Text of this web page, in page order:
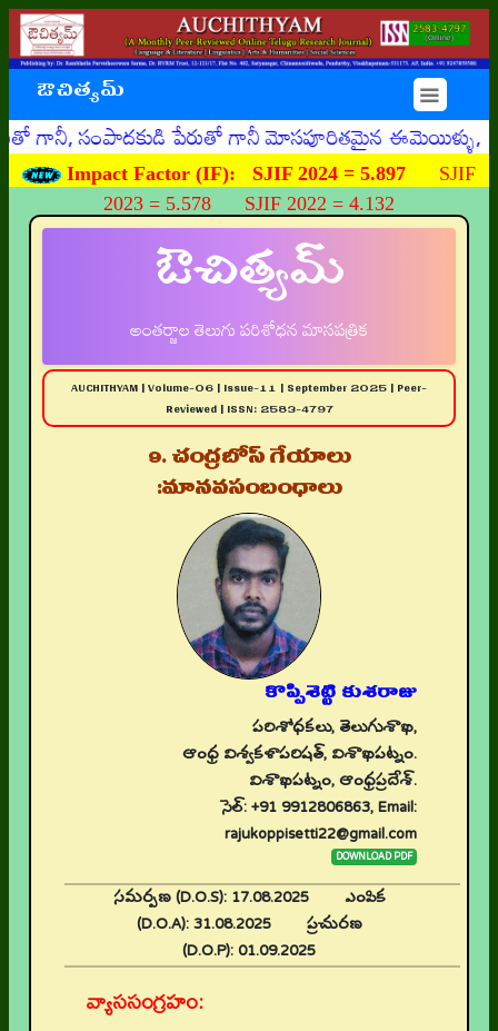
ఔచిత్యమ్ ☰
పేరుతో గానీ మోసపూరితమైన ఈమెయిళ్ళు, ఊహించని
Impact Factor (IF): SJIF 2024 = 5.897 SJIF
2023 = 5.578 SJIF 2022 = 4.132
ఔచిత్యమ్
అంతర్జాల తెలుగు పరిశోధన మాసపత్రిక
AUCHITHYAM | Volume-06 | Issue-11 | September 2025 | Peer-
Reviewed | ISSN: 2583-4797
9. చంద్రబోస్ గేయాలు
:మానవసంబంధాలు
కొప్పిశెట్టి కుశరాజు
పరిశోధకలు, తెలుగుశాఖ,
ఆంధ్ర విశ్వకళాపరిషత్, విశాఖపట్నం.
విశాఖపట్నం, ఆంధ్రప్రదేశ్.
సెల్: +91 9912806863, Email:
rajukoppisetti22@gmail.com
DOWNLOAD PDF
సమర్పణ (D.O.S):17.08.2025 ఎంపిక
(D.O.A):31.08.2025 ప్రచురణ
(D.O.P):01.09.2025
వ్యాససంగ్రహం: